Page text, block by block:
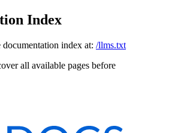
Index
documentation index at: /llms.txt
all available pages before